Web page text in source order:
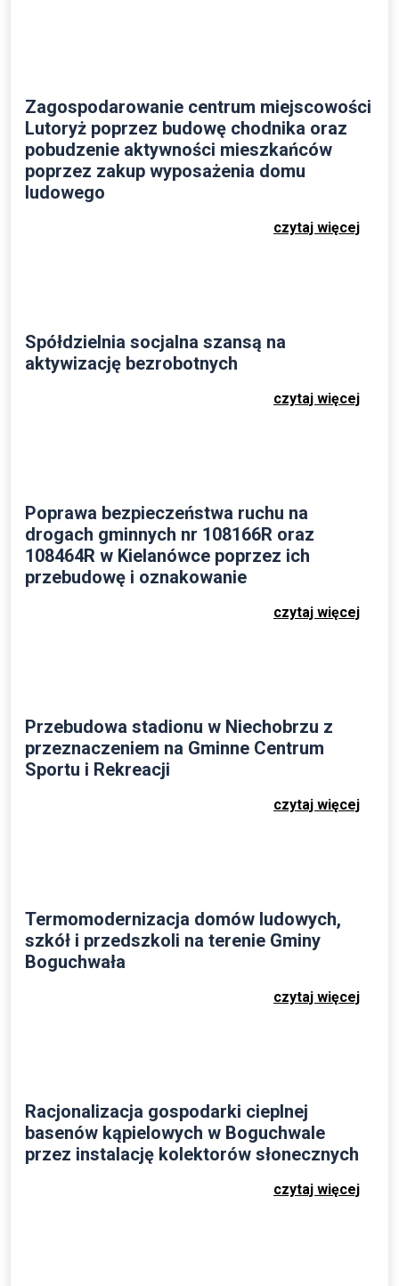
Zagospodarowanie centrum miejscowości
Lutoryż poprzez budowę chodnika oraz
pobudzenie aktywności mieszkańców
poprzez zakup wyposażenia domu
ludowego
czytaj więcej
Spółdzielnia socjalna szansą na
aktywizację bezrobotnych
czytaj więcej
Poprawa bezpieczeństwa ruchu na
drogach gminnych nr 108166R oraz
108464R w Kielanówce poprzez ich
przebudowę i oznakowanie
czytaj więcej
Przebudowa stadionu w Niechobrzu z
przeznaczeniem na Gminne Centrum
Sportu i Rekreacji
czytaj więcej
Termomodernizacja domów ludowych,
szkół i przedszkoli na terenie Gminy
Boguchwała
czytaj więcej
Racjonalizacja gospodarki cieplnej
basenów kąpielowych w Boguchwale
przez instalację kolektorów słonecznych
czytaj więcej